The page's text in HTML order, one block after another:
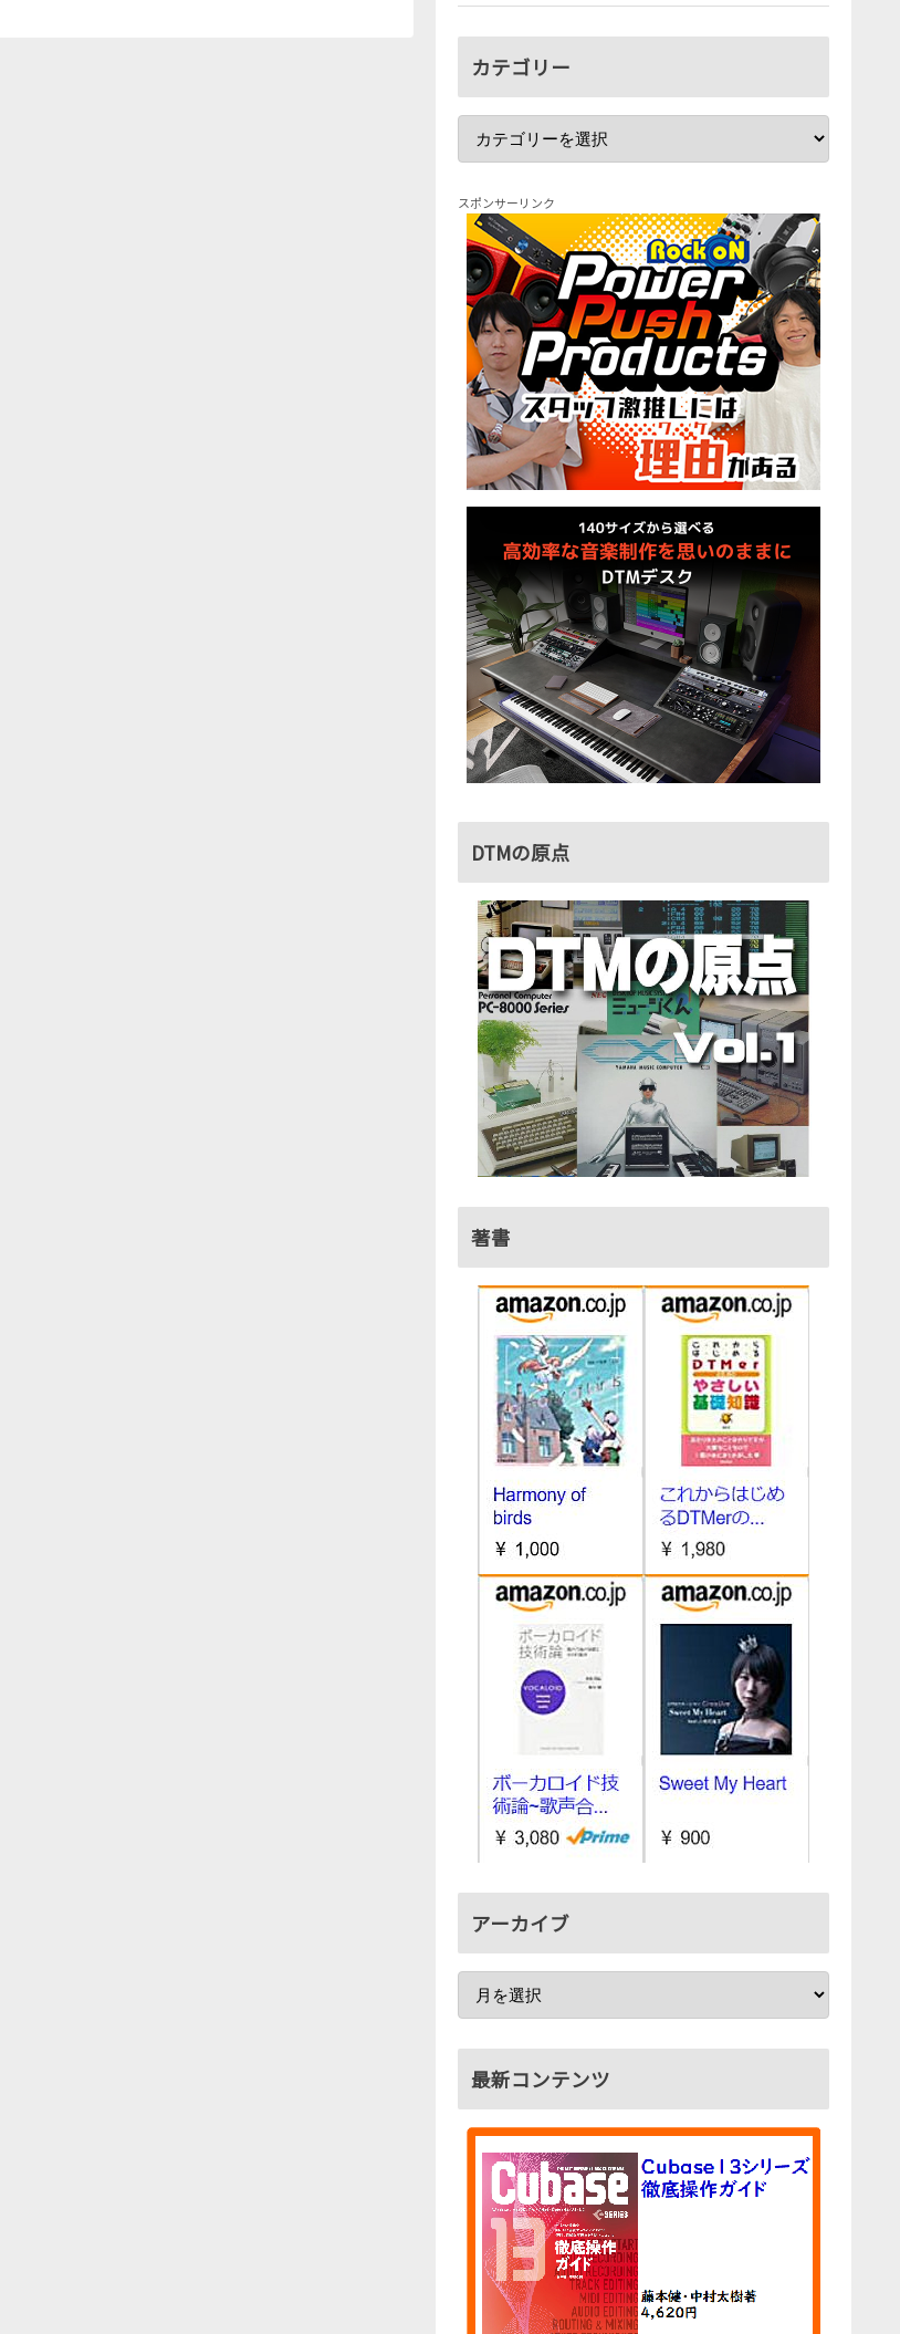
カテゴリー
スポンサーリンク
DTMの原点
著書
アーカイブ
最新コンテンツ